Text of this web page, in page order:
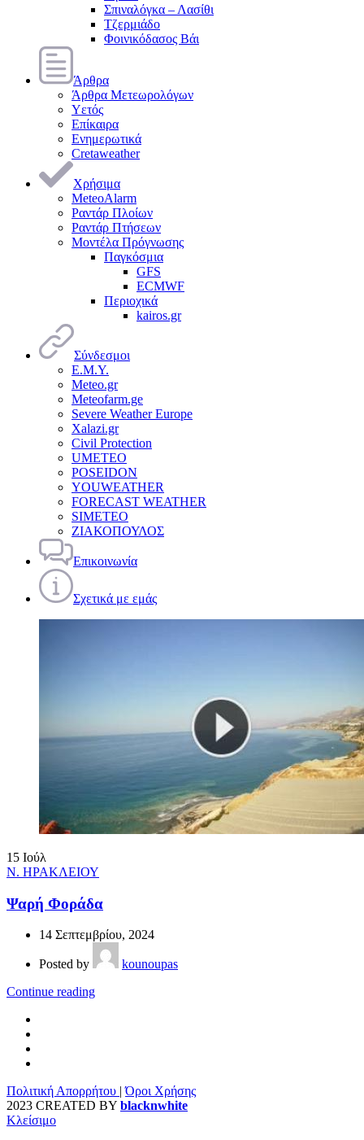
Σπιναλόγκα – Λασίθι
Τζερμιάδο
Φοινικόδασος Βάι
Άρθρα
Άρθρα Μετεωρολόγων
Υετός
Επίκαιρα
Ενημερωτικά
Cretaweather
Χρήσιμα
MeteoAlarm
Ραντάρ Πλοίων
Ραντάρ Πτήσεων
Μοντέλα Πρόγνωσης
Παγκόσμια
GFS
ECMWF
Περιοχικά
kairos.gr
Σύνδεσμοι
Ε.Μ.Υ.
Meteo.gr
Meteofarm.ge
Severe Weather Europe
Xalazi.gr
Civil Protection
UMETEO
POSEIDON
YOUWEATHER
FORECAST WEATHER
SIMETEO
ΖΙΑΚΟΠΟΥΛΟΣ
Επικοινωνία
Σχετικά με εμάς
15 Ιούλ
Ν. ΗΡΑΚΛΕΙΟΥ
Ψαρή Φοράδα
14 Σεπτεμβρίου, 2024
Posted by
kounoupas
Continue reading
Πολιτική Απορρήτου |Όροι Χρήσης
2023 CREATED BY blacknwhite
Κλείσιμο